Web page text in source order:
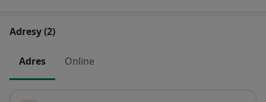
Adresy (2)
Adres Online